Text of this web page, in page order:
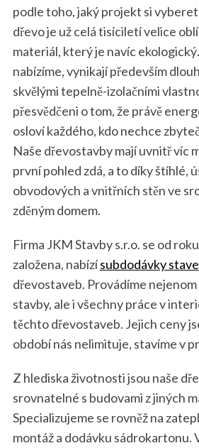
podle toho, jaký projekt si
dřevo je už celá tisíciletí velice
materiál, který je navíc
nabízíme, vynikají především
skvělými tepelně-izolačními
přesvědčeni o tom, že právě
osloví každého, kdo nechce
Naše dřevostavby mají uvnitř víc
první pohled zdá, a to díky štíhlé,
obvodových a vnitřních stěn ve
zděným domem.
Firma JKM Stavby s.r.o. se od
založena, nabízísubdodávky
dřevostaveb. Provádíme
stavby, ale i všechny práce v
těchto dřevostaveb. Jejich ceny
období nás nelimituje, stavíme v
Z hlediska životnosti jsou naše
srovnatelné s budovami z jiných
Specializujeme se rovněž na
montáž a dodávku sádrokartonu.